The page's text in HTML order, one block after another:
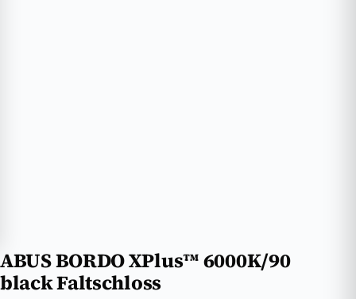
ABUS BORDO XPlus™ 6000K/90
black Faltschloss